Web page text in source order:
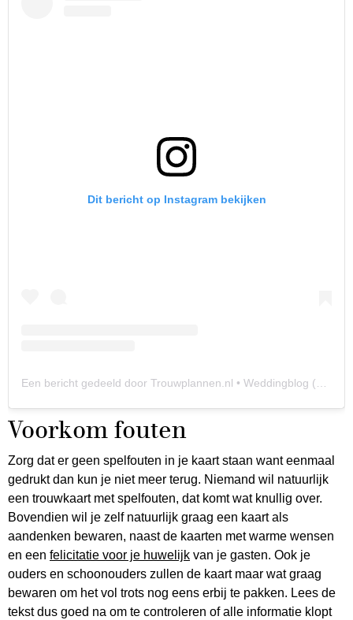
Dit bericht op Instagram bekijken
Voorkom fouten
Zorg dat er geen spelfouten in je kaart staan want eenmaal
gedrukt dan kun je niet meer terug. Niemand wil natuurlijk
een trouwkaart met spelfouten, dat komt wat knullig over.
Bovendien wil je zelf natuurlijk graag een kaart als
aandenken bewaren, naast de kaarten met warme wensen
en een felicitatie voor je huwelijk van je gasten. Ook je
ouders en schoonouders zullen de kaart maar wat graag
bewaren om het vol trots nog eens erbij te pakken. Lees de
tekst dus goed na om te controleren of alle informatie klopt